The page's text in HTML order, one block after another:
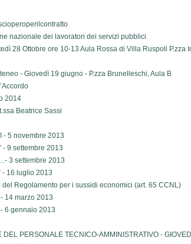
nazionale dei lavoratori dei servizi pubblici
28 Ottobre ore 10-13 Aula Rossa di Villa Ruspoli P.zza
- Giovedì 19 giugno - P.zza Brunelleschi, Aula B
2014
Beatrice Sassi
- 5 novembre 2013
- 9 settembre 2013
3 settembre 2013
- 16 luglio 2013
del Regolamento per i sussidi economici (art. 65 CCNL)
14 marzo 2013
6 gennaio 2013
DEL PERSONALE TECNICO-AMMINISTRATIVO -